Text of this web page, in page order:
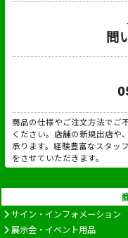
問
商品の仕様やご注文方法でご
ください。店舗の新規出店や
承ります。経験豊富なスタッ
をさせていただきます。
サイン・インフォメーション
展示会・イベント用品